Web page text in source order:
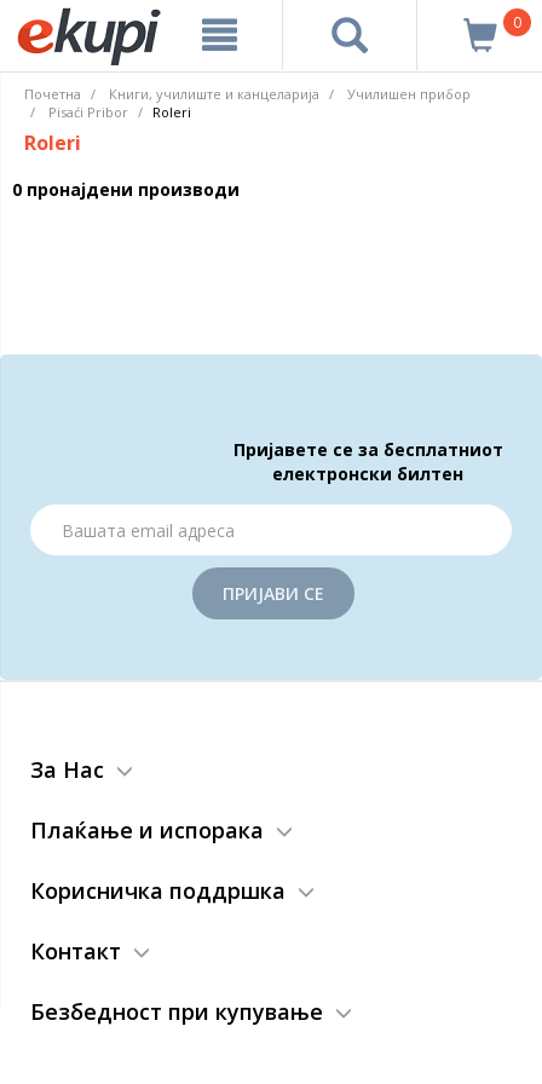
0
Почетна Книги, училиште и канцеларија
Училишен прибор
Pisaći Pribor
Roleri
Roleri
0 пронајдени производи
Пријавете се за бесплатниот
електронски билтен
ПРИЈАВИ СЕ
За Нас
Плаќање и испорака
Корисничка поддршка
Контакт
Безбедност при купување